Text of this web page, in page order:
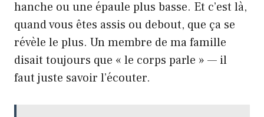
hanche ou une épaule plus basse. Et c’est là,
quand vous êtes assis ou debout, que ça se
révèle le plus. Un membre de ma famille
disait toujours que « le corps parle » — il
faut juste savoir l’écouter.